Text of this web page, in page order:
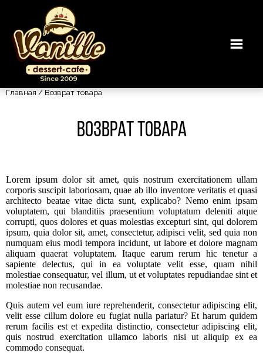
Главная/ Возврат товара
Возврат товара
Lorem ipsum dolor sit amet, quis nostrum exercitationem ullam
corporis suscipit laboriosam, quae ab illo inventore veritatis et quasi
architecto beatae vitae dicta sunt, explicabo? Nemo enim ipsam
voluptatem, qui blanditiis praesentium voluptatum deleniti atque
corrupti, quos dolores et quas molestias excepturi sint, qui dolorem
ipsum, quia dolor sit, amet, consectetur, adipisci velit, sed quia non
numquam eius modi tempora incidunt, ut labore et dolore magnam
aliquam quaerat voluptatem. Itaque earum rerum hic tenetur a
sapiente delectus, qui in ea voluptate velit esse, quam nihil
molestiae consequatur, vel illum, ut et voluptates repudiandae sint et
molestiae non recusandae.
Quis autem vel eum iure reprehenderit, consectetur adipiscing elit,
velit esse cillum dolore eu fugiat nulla pariatur? Et harum quidem
rerum facilis est et expedita distinctio, consectetur adipiscing elit,
quis nostrud exercitation ullamco laboris nisi ut aliquip ex ea
commodo consequat.